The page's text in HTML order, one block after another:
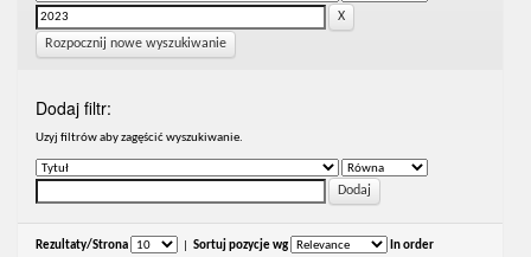
Rozpocznij nowe wyszukiwanie
Dodaj filtr:
Uzyj filtrów aby zagęścić wyszukiwanie.
Rezultaty/Strona Sortuj pozycje wg In order